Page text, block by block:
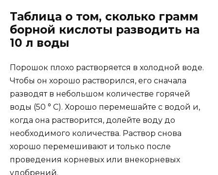
Таблица о том, сколько грамм
борной кислоты разводить на
10 л воды
Порошок плохо растворяется в холодной воде.
Чтобы он хорошо растворился, его сначала
разводят в небольшом количестве горячей
воды (50 ° C). Хорошо перемешайте с водой и,
когда она растворится, долейте воду до
необходимого количества. Раствор снова
хорошо перемешивают и только после
проведения корневых или внекорневых
удобрений.